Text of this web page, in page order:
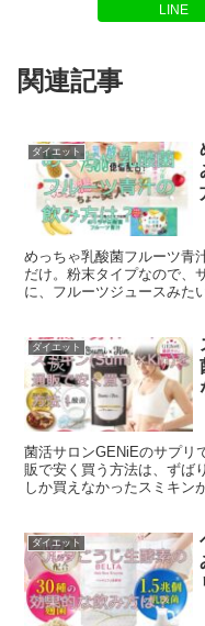
LINE
関連記事
ダイエット
めっちゃ乳酸菌フルーツ青
だけ。粉末タイプなので、
に、フルーツジュースみた
ダイエット
菌活サロンGENiEのサプリ
販で安く買う方法は、ずば
しか買えなかったスミキン
ダイエット